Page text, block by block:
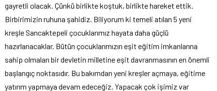
gayretli olacak. Çünkü birlikte koştuk, birlikte hareket ettik.
Birbirimizin ruhuna şahidiz. Biliyorum ki temeli atılan 5 yeni
kreşle Sancaktepeli çocuklarımız hayata daha güçlü
hazırlanacaklar. Bütün çocuklarımızın eşit eğitim imkanlarına
sahip olmaları bir devletin milletine eşit davranmasının en önemli
başlangıç noktasıdır. Bu bakımdan yeni kreşler açmaya, eğitime
yatırım yapmaya devam edeceğiz. Yapacak çok işimiz var